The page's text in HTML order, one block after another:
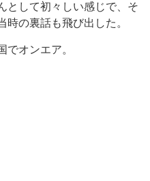
として初々しい感じで、そ
の裏話も飛び出した。
オンエア。